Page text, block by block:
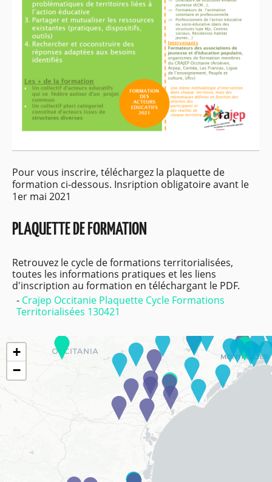
Pour vous inscrire, téléchargez la plaquette de
formation ci-dessous. Insription obligatoire avant le
1er mai 2021
PLAQUETTE DE FORMATION
Retrouvez le cycle de formations territorialisées,
toutes les informations pratiques et les liens
d'inscription au formation en téléchargant le PDF.
Crajep Occitanie Plaquette Cycle Formations
Territorialisées 130421
+
−